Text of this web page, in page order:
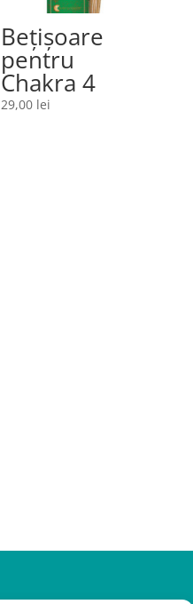
Bețișoare
pentru
Chakra 4
29,00 lei